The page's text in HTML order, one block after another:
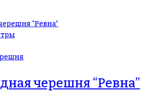
черешня “Ревна”